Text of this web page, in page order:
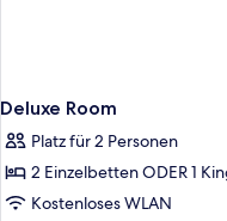
Deluxe Room
Platz für 2 Personen
2 Einzelbetten ODER 1
Kostenloses WLAN